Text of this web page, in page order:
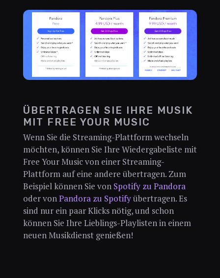
ÜBERTRAGEN SIE IHRE MUSIK
MIT FREE YOUR MUSIC
Wenn Sie die Streaming-Plattform wechseln
möchten, können Sie Ihre Wiedergabeliste mit
Free Your Music von einer Streaming-
Plattform auf eine andere übertragen. Zum
Beispiel können Sie von Spotify zu Pandora
oder vonPandora zu Spotifyübertragen. Es
sind nur ein paar Klicks nötig, und schon
können Sie Ihre Lieblings-Playlisten in einem
neuen Musikdienst genießen!